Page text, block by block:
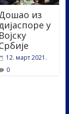
из
у
Војску
12. март 2021.
0